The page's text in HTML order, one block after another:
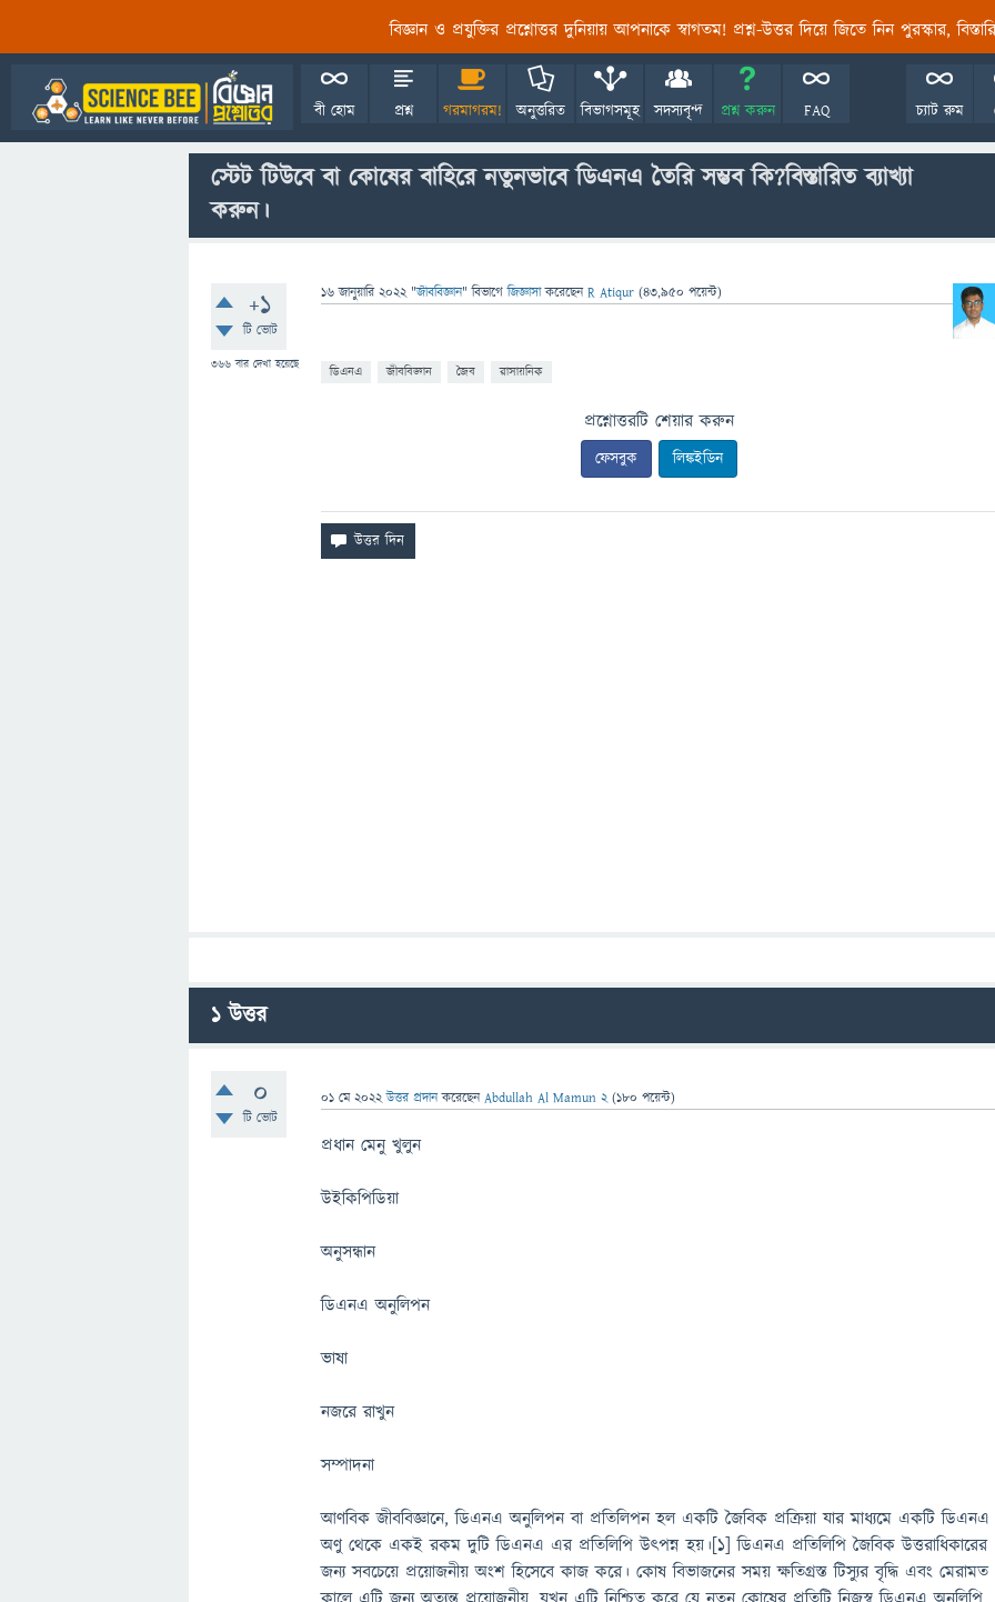
বিজ্ঞান ও প্রযুক্তির প্রশ্নোত্তর দুনিয়ায় আপনাকে স্বাগতম! প্রশ্ন-উত্তর দিয়ে জিতে নিন পুরস্কার,
বী হোম প্রশ্ন গরমাগরম! অনুত্তরিত বিভাগসমূহ সদস্যবৃন্দ প্রশ্ন করুন FAQ চ্যাট রুম
স্টেট টিউবে বা কোষের বাহিরে নতুনভাবে ডিএনএ তৈরি সম্ভব কি?বিস্তারিত ব্যাখ্যা
করুন।
+1
টি ভোট
366 বার দেখা হয়েছে
16 জানুয়ারি 2022 "জীববিজ্ঞান" বিভাগে জিজ্ঞাসাকরেছেনR Atiqur (43,950 পয়েন্ট)
ডিএনএ জীববিজ্ঞান জৈব রাসায়নিক
প্রশ্নোত্তরটি শেয়ার করুন
ফেসবুক লিঙ্কইডিন
1উত্তর
0
টি ভোট
01 মে 2022 উত্তর প্রদান করেছেনAbdullah Al Mamun 2 (180 পয়েন্ট)
প্রধান মেনু খুলুন
উইকিপিডিয়া
অনুসন্ধান
ডিএনএ অনুলিপন
ভাষা
নজরে রাখুন
সম্পাদনা
আণবিক জীববিজ্ঞানে, ডিএনএ অনুলিপন বা প্রতিলিপন হল একটি জৈবিক প্রক্রিয়া যার মাধ্যমে একটি ডিএনএ
অণু থেকে একই রকম দুটি ডিএনএ এর প্রতিলিপি উৎপন্ন হয়।[১] ডিএনএ প্রতিলিপি জৈবিক উত্তরাধিকারের
জন্য সবচেয়ে প্রয়োজনীয় অংশ হিসেবে কাজ করে। কোষ বিভাজনের সময় ক্ষতিগ্রস্ত টিস্যুর বৃদ্ধি এবং মেরামত